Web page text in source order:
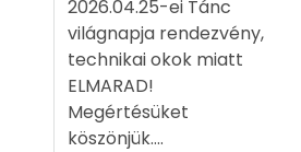
2026.04.25-ei Tánc
világnapja rendezvény,
technikai okok miatt
ELMARAD!
Megértésüket
köszönjük.